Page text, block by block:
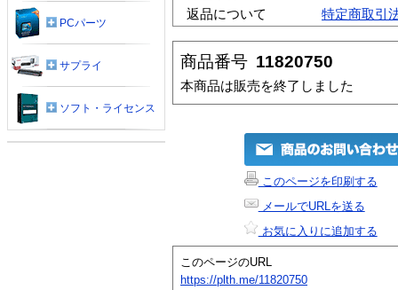
返品について
特定商取引
商品番号 11820750
本商品は販売を終了しました
このページを印刷する
メールでURLを送る
お気に入りに追加する
このページのURL
https://plth.me/11820750
PCパーツ
サプライ
ソフト・ライセンス